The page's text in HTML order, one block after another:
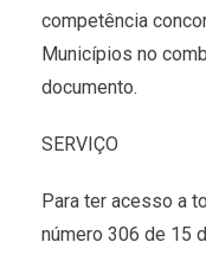
competência
Municípios no
documento.
SERVIÇO
Para ter acesso a
número 306 de 15